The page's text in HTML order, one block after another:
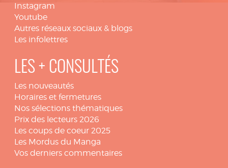
Instagram
Youtube
Autres réseaux sociaux & blogs
Les infolettres
LES + CONSULTÉS
Les nouveautés
Horaires et fermetures
Nos sélections thématiques
Prix des lecteurs 2026
Les coups de coeur 2025
Les Mordus du Manga
Vos derniers commentaires